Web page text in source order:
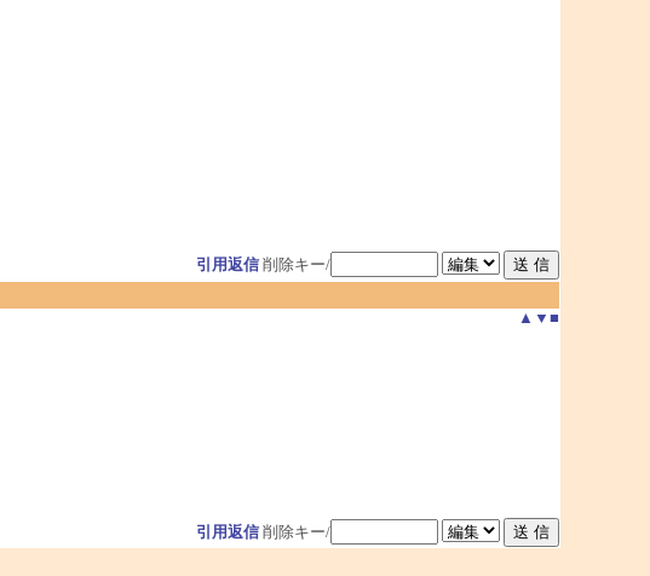
引用返信 削除キー/
▲ ▼ ■
引用返信 削除キー/